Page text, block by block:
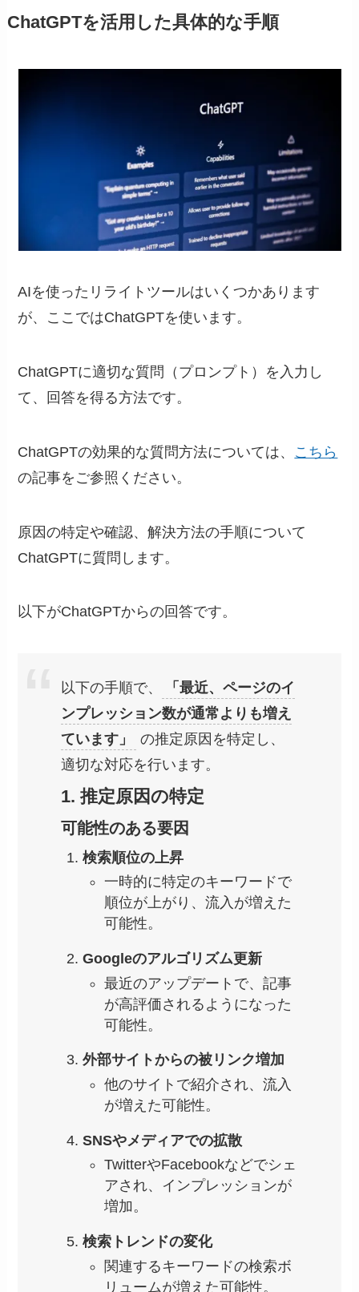
ChatGPTを活用した具体的な手順
AIを使ったリライトツールはいくつかあります
が、ここではChatGPTを使います。
ChatGPTに適切な質問（プロンプト）を入力し
て、回答を得る方法です。
ChatGPTの効果的な質問方法については、 こちら
の記事をご参照ください。
原因の特定や確認、解決方法の手順について
ChatGPTに質問します。
以下がChatGPTからの回答です。
以下の手順で、
「最近、ページのイ
ンプレッション数が通常よりも増え
ています」
の推定原因を特定し、
適切な対応を行います。
1. 推定原因の特定
可能性のある要因
検索順位の上昇
一時的に特定のキーワードで
順位が上がり、流入が増えた
可能性。
Googleのアルゴリズム更新
最近のアップデートで、記事
が高評価されるようになった
可能性。
外部サイトからの被リンク増加
他のサイトで紹介され、流入
が増えた可能性。
SNSやメディアでの拡散
TwitterやFacebookなどでシェ
アされ、インプレッションが
増加。
検索トレンドの変化
関連するキーワードの検索ボ
リュームが増えた可能性。